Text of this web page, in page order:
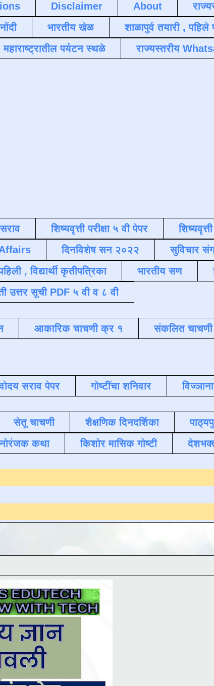
Disclaimer About
भारतीय खेळ
शाळापुर्व तयारी ,
महाराष्ट्रातील पर्यटन स्थळे राज्यस्तरीय
शिष्यवृत्ती परीक्षा ५ वी पेपर
दिनविशेष सन २०२२
सुविचार
, विद्यार्थी कृतीपत्रिका भारतीय सण
उत्तर सूची PDF ५ वी व ८ वी
आकारिक चाचणी क्र १
संकलित चाचणी
सराव पेपर गोष्टींचा शनिवार
सेतू चाचणी शैक्षणिक दिनदर्शिका
कथा किशोर मासिक गोष्टी